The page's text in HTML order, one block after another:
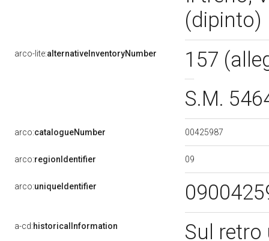
(dipinto)
arco-lite:alternativeInventoryNumber
157
S.M.
arco:catalogueNumber 00425987
arco:regionIdentifier 09
arco:uniqueIdentifier
a-cd:historicalInformation
Sul retro